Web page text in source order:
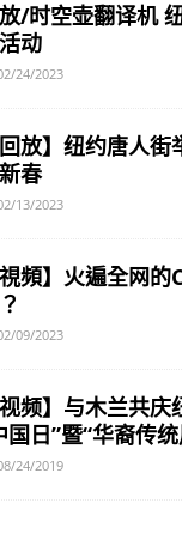
/时空壶翻译机
动
24/2023
回放】纽约唐人
春
13/2023
視頻】火遍全网
09/2023
视频】与木兰共
国日”暨“华裔传
24/2019